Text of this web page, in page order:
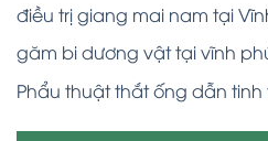
điều trị giang mai nam tại
găm bi dương vật tại vĩnh
Phẩu thuật thắt ống dẫn